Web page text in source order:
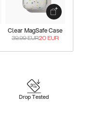
Clear MagSafe Case
39.99EUR20 EUR
Drop Tested